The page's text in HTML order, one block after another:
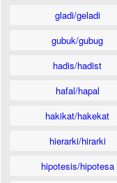
gladi/geladi
gubuk/gubug
hadis/hadist
hafal/hapal
hakikat/hakekat
hierarki/hirarki
hipotesis/hipotesa